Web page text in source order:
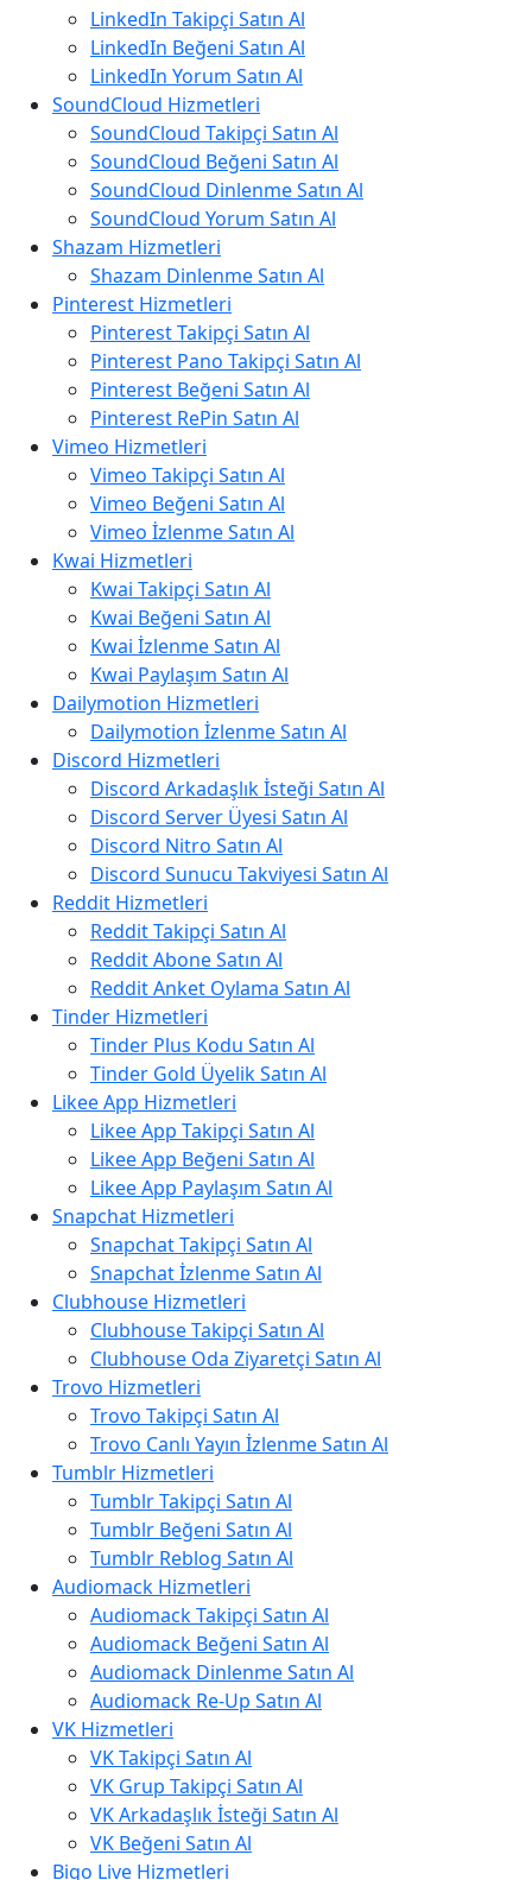
LinkedIn Takipçi Satın Al
LinkedIn Beğeni Satın Al
LinkedIn Yorum Satın Al
SoundCloud Hizmetleri
SoundCloud Takipçi Satın Al
SoundCloud Beğeni Satın Al
SoundCloud Dinlenme Satın Al
SoundCloud Yorum Satın Al
Shazam Hizmetleri
Shazam Dinlenme Satın Al
Pinterest Hizmetleri
Pinterest Takipçi Satın Al
Pinterest Pano Takipçi Satın Al
Pinterest Beğeni Satın Al
Pinterest RePin Satın Al
Vimeo Hizmetleri
Vimeo Takipçi Satın Al
Vimeo Beğeni Satın Al
Vimeo İzlenme Satın Al
Kwai Hizmetleri
Kwai Takipçi Satın Al
Kwai Beğeni Satın Al
Kwai İzlenme Satın Al
Kwai Paylaşım Satın Al
Dailymotion Hizmetleri
Dailymotion İzlenme Satın Al
Discord Hizmetleri
Discord Arkadaşlık İsteği Satın Al
Discord Server Üyesi Satın Al
Discord Nitro Satın Al
Discord Sunucu Takviyesi Satın Al
Reddit Hizmetleri
Reddit Takipçi Satın Al
Reddit Abone Satın Al
Reddit Anket Oylama Satın Al
Tinder Hizmetleri
Tinder Plus Kodu Satın Al
Tinder Gold Üyelik Satın Al
Likee App Hizmetleri
Likee App Takipçi Satın Al
Likee App Beğeni Satın Al
Likee App Paylaşım Satın Al
Snapchat Hizmetleri
Snapchat Takipçi Satın Al
Snapchat İzlenme Satın Al
Clubhouse Hizmetleri
Clubhouse Takipçi Satın Al
Clubhouse Oda Ziyaretçi Satın Al
Trovo Hizmetleri
Trovo Takipçi Satın Al
Trovo Canlı Yayın İzlenme Satın Al
Tumblr Hizmetleri
Tumblr Takipçi Satın Al
Tumblr Beğeni Satın Al
Tumblr Reblog Satın Al
Audiomack Hizmetleri
Audiomack Takipçi Satın Al
Audiomack Beğeni Satın Al
Audiomack Dinlenme Satın Al
Audiomack Re-Up Satın Al
VK Hizmetleri
VK Takipçi Satın Al
VK Grup Takipçi Satın Al
VK Arkadaşlık İsteği Satın Al
VK Beğeni Satın Al
Bigo Live Hizmetleri